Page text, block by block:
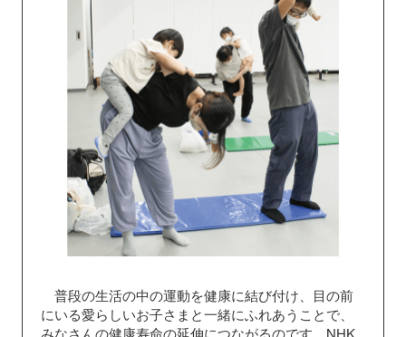
普段の生活の中の運動を健康に結び付け、目の前
にいる愛らしいお子さまと一緒にふれあうことで、
みなさんの健康寿命の延伸につながるのです。NHK